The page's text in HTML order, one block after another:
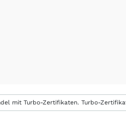
mit Turbo-Zertifikaten. Turbo-